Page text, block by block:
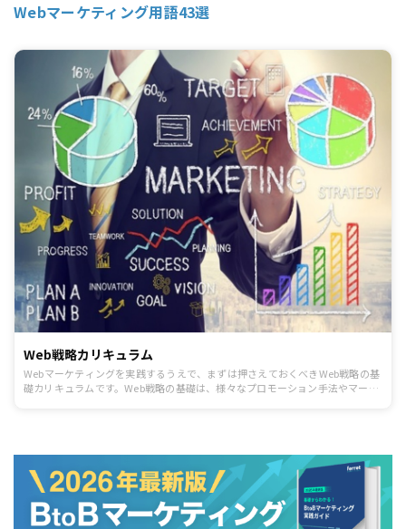
Webマーケティング用語43選
Web戦略カリキュラム
Webマーケティングを実践するうえで、まずは押さえておくべきWeb戦略の基
礎カリキュラムです。Web戦略の基礎は、様々なプロモーション手法やマーケ